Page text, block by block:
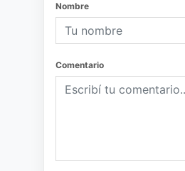
Nombre
Comentario